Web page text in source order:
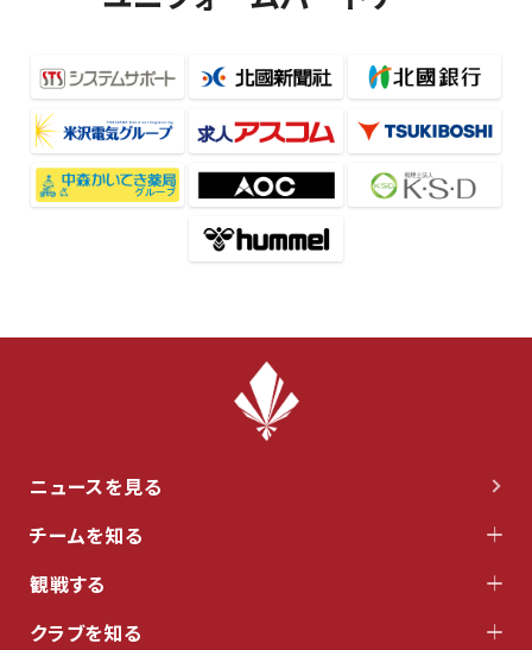
ニュースを見る
チームを知る
観戦する
クラブを知る